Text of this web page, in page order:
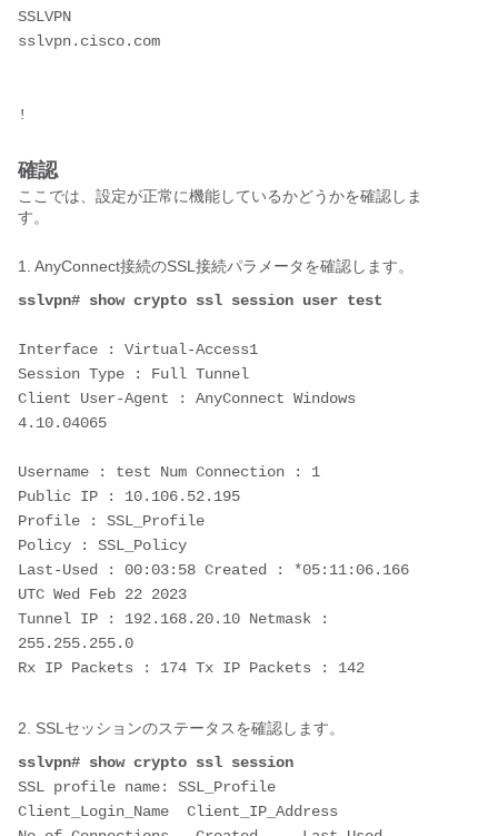
SSLVPN
sslvpn.cisco.com
!
確認
ここでは、設定が正常に機能しているかどうかを確認しま
す。
1. AnyConnect接続のSSL接続パラメータを確認します。
sslvpn# show crypto ssl session user test
Interface : Virtual-Access1
Session Type : Full Tunnel
Client User-Agent : AnyConnect Windows
4.10.04065
Username : test Num Connection : 1
Public IP : 10.106.52.195
Profile : SSL_Profile
Policy : SSL_Policy
Last-Used : 00:03:58 Created : *05:11:06.166
UTC Wed Feb 22 2023
Tunnel IP : 192.168.20.10 Netmask :
255.255.255.0
Rx IP Packets : 174 Tx IP Packets : 142
2. SSLセッションのステータスを確認します。
sslvpn# show crypto ssl session
SSL profile name: SSL_Profile
Client_Login_Name  Client_IP_Address